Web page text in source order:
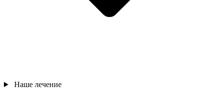
Наше лечение